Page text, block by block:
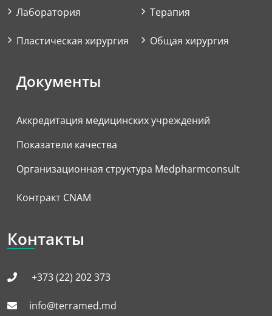
Лаборатория
Пластическая хирургия
Терапия
Общая хирургия
Документы
Аккредитация медицинских учреждений
Показатели качества
Организационная структура Medpharmconsult
Контракт CNAM
Контакты
+373 (22) 202 373
info@terramed.md